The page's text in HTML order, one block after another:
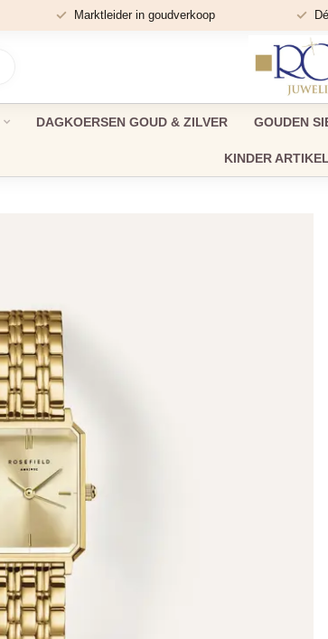
Marktleider in goudverkoop
DAGKOERSEN GOUD & ZILVER GOUDEN
KINDER